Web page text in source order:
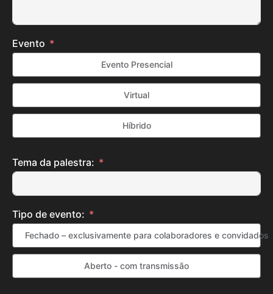
Evento
Evento Presencial
Virtual
Híbrido
Tema da palestra:
Tipo de evento:
Fechado – exclusivamente para colaboradores e convidados
Aberto - com transmissão